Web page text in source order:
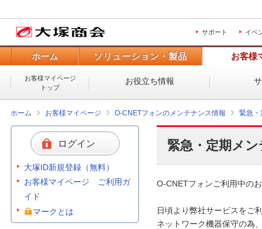
サポート イベ
ホーム ソリューション・製品 お客様
お客様マイページ
トップ
お役立ち情報
ホーム お客様マイページ O-CNETフォンのメンテナンス情報 緊急・
緊急・定期メ
O-CNETフォンご利用中の
日頃より弊社サービスをご
ネットワーク機器保守の為
ログイン
大塚ID新規登録（無料）
お客様マイページ ご利用ガ
イド
マークとは